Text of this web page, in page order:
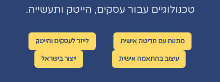
טכנולוגיים עבור עסקים, הייטק ותעשייה.
מתנות עם חריטה אישית לייזר לעסקים והייטק
עיצוב בהתאמה אישית ייצור בישראל